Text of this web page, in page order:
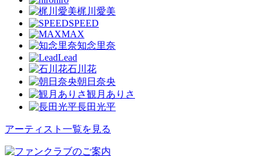
梶川愛美
SPEED
MAX
知念里奈
Lead
石川花
朝日奈央
観月ありさ
長田光平
アーティスト一覧を見る